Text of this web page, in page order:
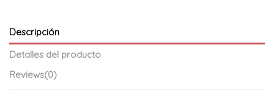
Descripción
Detalles del producto
Reviews(0)